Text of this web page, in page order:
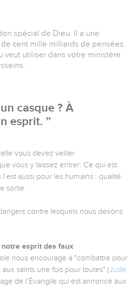
spécial de Dieu. Il a une
cent mille milliards de pensées.
veut utiliser dans votre ministère
casque ? À
esprit.
vous devez veiller
vous y laissez entrer. Ce qui est
aussi pour les humains : qualité
sortie.
contre lesquels nous devons
esprit des faux
nous encourage à "combattre pour
saints une fois pour toutes" (Jude
de l’Évangile qui est annoncé aux